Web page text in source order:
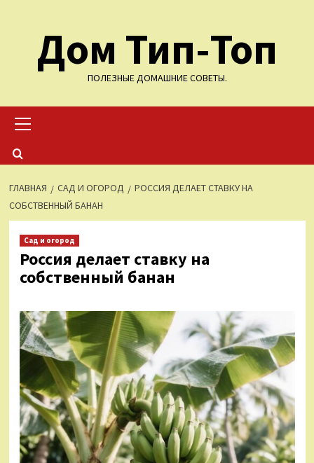
содержимомуДом Тип-Топ
ПОЛЕЗНЫЕ ДОМАШНИЕ СОВЕТЫ.
меню
ГЛАВНАЯ САД И ОГОРОД
РОССИЯ ДЕЛАЕТ СТАВКУ НА
СОБСТВЕННЫЙ БАНАН
Сад и огород
Россия делает ставку на
собственный банан